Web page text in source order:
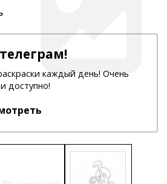
каждый день! Очень
доступно!